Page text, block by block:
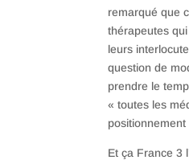
remarqué que
thérapeutes
leurs
question de
prendre le
« toutes les
Et ça France 3